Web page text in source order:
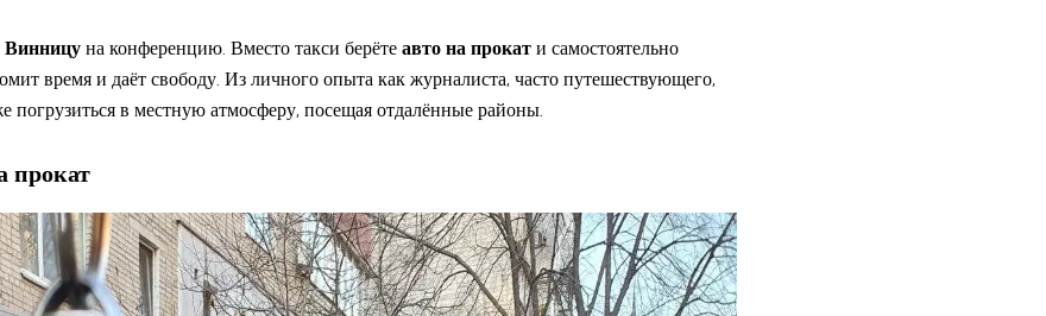
Винницу на конференцию. Вместо такси берёте авто на прокат и самостоятельно
время и даёт свободу. Из личного опыта как журналиста, часто путешествующего,
погрузиться в местную атмосферу, посещая отдалённые районы.
прокат